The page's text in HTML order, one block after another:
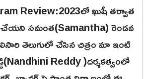
Review:2023లో ఖుషీ తర్వాత
సమంత(Samantha) రెండవ
తెలుగులో చేసిన చిత్రం మా ఇంటి
Reddy )దర్శకత్వంలో